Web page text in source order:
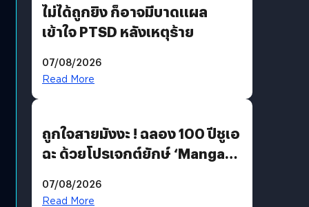
ไม่ได้ถูกยิง ก็อาจมีบาดแผล
เข้าใจ PTSD หลังเหตุร้าย
07/08/2026
Read More
ถูกใจสายมังงะ ! ฉลอง 100 ปีชูเอ
ฉะ ด้วยโปรเจกต์ยักษ์ ‘Manga
มีภาษาไทยด้วย
07/08/2026
Read More